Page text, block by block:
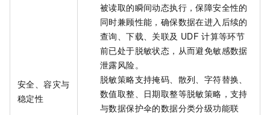
安全、容灾与
稳定性
被读取的瞬间动态执行，保障安全性的
同时兼顾性能，确保数据在进入后续的
查询、下载、关联及 UDF 计算等环节
前已处于脱敏状态，从而避免敏感数据
泄露风险。
脱敏策略支持掩码、散列、字符替换、
数值取整、日期取整等脱敏策略，支持
与数据保护伞的数据分类分级功能联